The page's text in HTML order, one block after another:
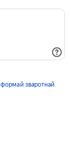
формай зваротнай